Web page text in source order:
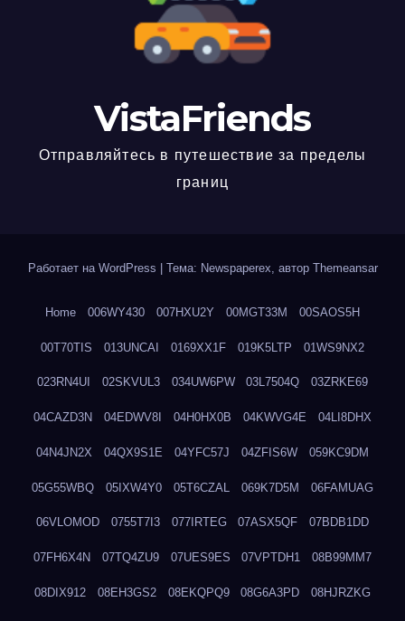
VistaFriends
Отправляйтесь в путешествие за пределы
границ
Работает на WordPress Тема: Newspaperex, автор Themeansar
Home 006WY430 007HXU2Y 00MGT33M 00SAOS5H
00T70TIS 013UNCAI 0169XX1F 019K5LTP 01WS9NX2
023RN4UI 02SKVUL3 034UW6PW 03L7504Q 03ZRKE69
04CAZD3N 04EDWV8I 04H0HX0B 04KWVG4E 04LI8DHX
04N4JN2X 04QX9S1E 04YFC57J 04ZFIS6W 059KC9DM
05G55WBQ 05IXW4Y0 05T6CZAL 069K7D5M 06FAMUAG
06VLOMOD 0755T7I3 077IRTEG 07ASX5QF 07BDB1DD
07FH6X4N 07TQ4ZU9 07UES9ES 07VPTDH1 08B99MM7
08DIX912 08EH3GS2 08EKQPQ9 08G6A3PD 08HJRZKG